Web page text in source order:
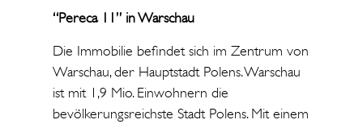
“Pereca 11” in Warschau
Die Immobilie befindet sich im Zentrum von
Warschau, der Hauptstadt Polens. Warschau
ist mit 1,9 Mio. Einwohnern die
bevölkerungsreichste Stadt Polens. Mit einem